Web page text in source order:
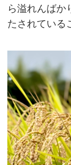
ら溢れんばか
たされている